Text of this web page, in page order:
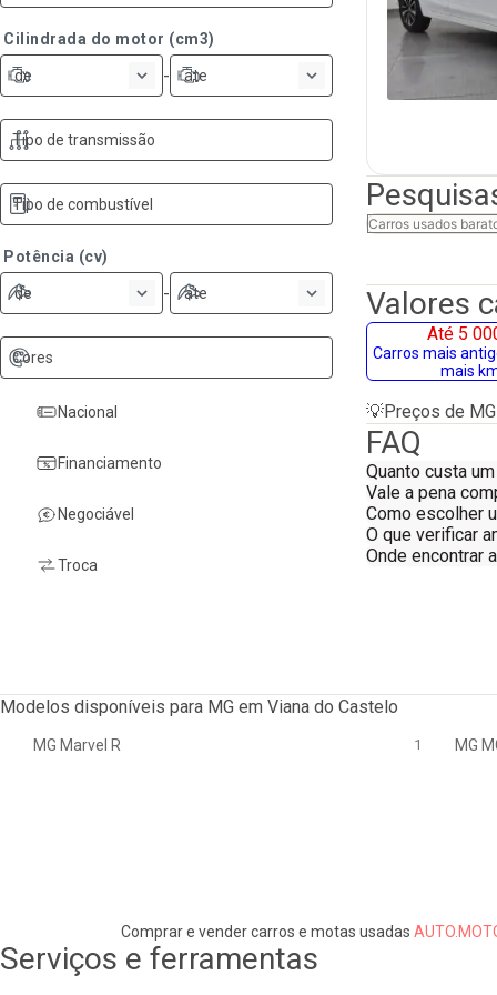
Cilindrada do motor (cm3)
de - ate
Tipo de transmissão
Tipo de combustível
Potência (cv)
de - ate
Cores
Nacional
Financiamento
Negociável
Troca
Carros usados
Valores
Até 5
Carros mais
mais
💡Preços de
FAQ
Quanto custa
Vale a pena
Como escolher
O que verificar
Onde encontrar
Modelos disponíveis para MG em Viana do Castelo
MG Marvel R 1 MG
Comprar e vender carros e motas usadas
Serviços e ferramentas